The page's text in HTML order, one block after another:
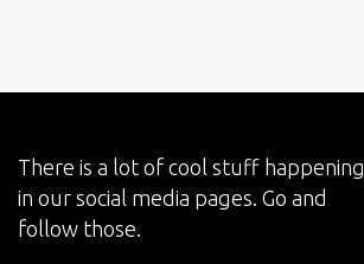
There is a lot of cool stuff happening
in our social media pages. Go and
follow those.